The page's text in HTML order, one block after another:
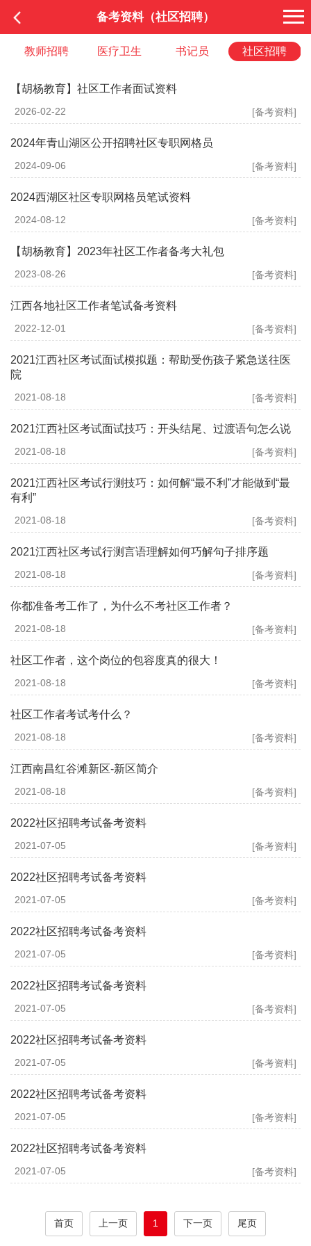
备考资料（社区招聘）
教师招聘 医疗卫生 书记员 社区招聘
【胡杨教育】社区工作者面试资料
2026-02-22 [备考资料]
2024年青山湖区公开招聘社区专职网格员
2024-09-06 [备考资料]
2024西湖区社区专职网格员笔试资料
2024-08-12 [备考资料]
【胡杨教育】2023年社区工作者备考大礼包
2023-08-26 [备考资料]
江西各地社区工作者笔试备考资料
2022-12-01 [备考资料]
2021江西社区考试面试模拟题：帮助受伤孩子紧急送往医
院
2021-08-18 [备考资料]
2021江西社区考试面试技巧：开头结尾、过渡语句怎么说
2021-08-18 [备考资料]
2021江西社区考试行测技巧：如何解“最不利”才能做到“最
有利”
2021-08-18 [备考资料]
2021江西社区考试行测言语理解如何巧解句子排序题
2021-08-18 [备考资料]
你都准备考工作了，为什么不考社区工作者？
2021-08-18 [备考资料]
社区工作者，这个岗位的包容度真的很大！
2021-08-18 [备考资料]
社区工作者考试考什么？
2021-08-18 [备考资料]
江西南昌红谷滩新区-新区简介
2021-08-18 [备考资料]
2022社区招聘考试备考资料
2021-07-05 [备考资料]
2022社区招聘考试备考资料
2021-07-05 [备考资料]
2022社区招聘考试备考资料
2021-07-05 [备考资料]
2022社区招聘考试备考资料
2021-07-05 [备考资料]
2022社区招聘考试备考资料
2021-07-05 [备考资料]
2022社区招聘考试备考资料
2021-07-05 [备考资料]
2022社区招聘考试备考资料
2021-07-05 [备考资料]
首页 上一页 1 下一页 尾页